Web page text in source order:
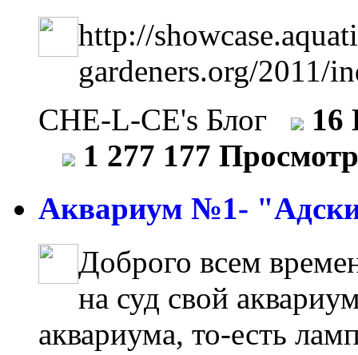
http://
gardeners.org/2011/
CHE-L-CE's Блог
16
1 277 177
Аквариум №1-
Доброго всем
на суд свой
аквариума, то-есть